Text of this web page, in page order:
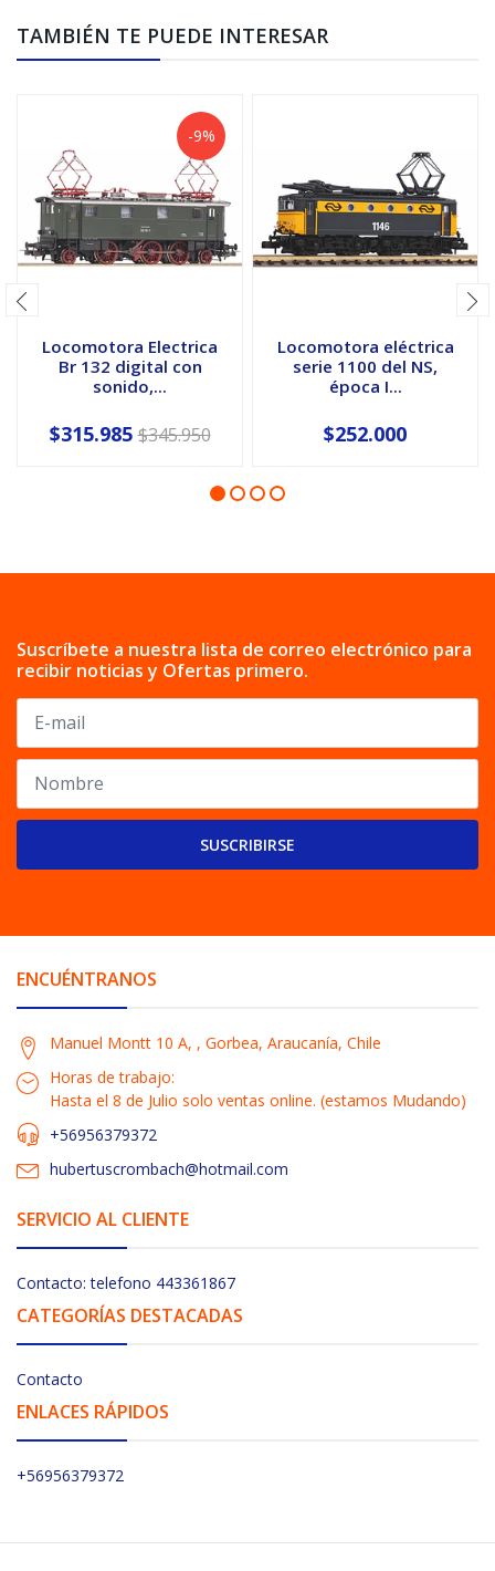
TAMBIÉN TE PUEDE INTERESAR
-9%
Locomotora Electrica
Br 132 digital con
sonido,...
$315.985 $345.950
Locomotora eléctrica
serie 1100 del NS,
época I...
$252.000
Suscríbete a nuestra lista de correo electrónico para
recibir noticias y Ofertas primero.
SUSCRIBIRSE
ENCUÉNTRANOS
Manuel Montt 10 A, , Gorbea, Araucanía, Chile
Horas de trabajo:
Hasta el 8 de Julio solo ventas online. (estamos Mudando)
+56956379372
hubertuscrombach@hotmail.com
SERVICIO AL CLIENTE
Contacto: telefono 443361867
CATEGORÍAS DESTACADAS
Contacto
ENLACES RÁPIDOS
+56956379372